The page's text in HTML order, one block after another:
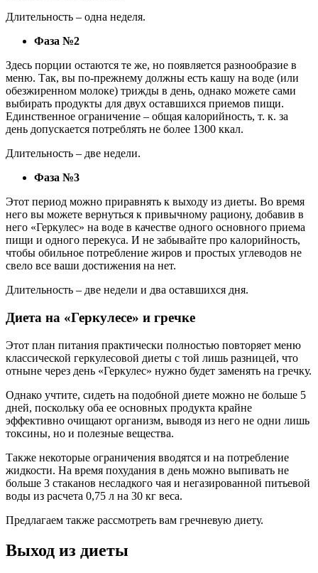
Длительность – одна неделя.
Фаза №2
Здесь порции остаются те же, но появляется разнообразие в
меню. Так, вы по-прежнему должны есть кашу на воде (или
обезжиренном молоке) трижды в день, однако можете сами
выбирать продукты для двух оставшихся приемов пищи.
Единственное ограничение – общая калорийность, т. к. за
день допускается потреблять не более 1300 ккал.
Длительность – две недели.
Фаза №3
Этот период можно приравнять к выходу из диеты. Во время
него вы можете вернуться к привычному рациону, добавив в
него «Геркулес» на воде в качестве одного основного приема
пищи и одного перекуса. И не забывайте про калорийность,
чтобы обильное потребление жиров и простых углеводов не
свело все ваши достижения на нет.
Длительность – две недели и два оставшихся дня.
Диета на «Геркулесе» и гречке
Этот план питания практически полностью повторяет меню
классической геркулесовой диеты с той лишь разницей, что
отныне через день «Геркулес» нужно будет заменять на гречку.
Однако учтите, сидеть на подобной диете можно не больше 5
дней, поскольку оба ее основных продукта крайне
эффективно очищают организм, выводя из него не одни лишь
токсины, но и полезные вещества.
Также некоторые ограничения вводятся и на потребление
жидкости. На время похудания в день можно выпивать не
больше 3 стаканов несладкого чая и негазированной питьевой
воды из расчета 0,75 л на 30 кг веса.
Предлагаем также рассмотреть вам гречневую диету.
Выход из диеты